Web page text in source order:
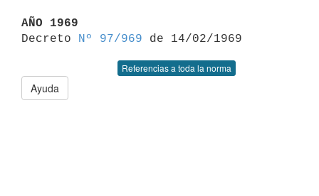
AÑO 1969
Decreto
Nº 97/969
Referencias a toda la norma
Ayuda